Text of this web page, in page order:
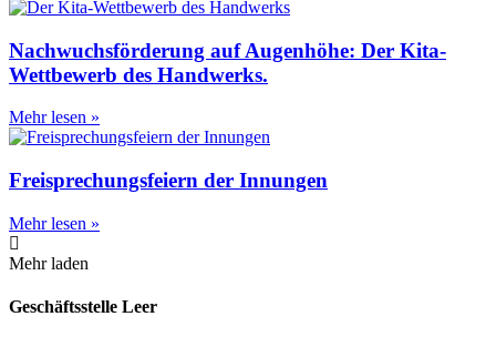
Nachwuchsförderung auf Augenhöhe: Der Kita-
Wettbewerb des Handwerks.
Mehr lesen »
Freisprechungsfeiern der Innungen
Mehr lesen »
Mehr laden
Geschäftsstelle Leer